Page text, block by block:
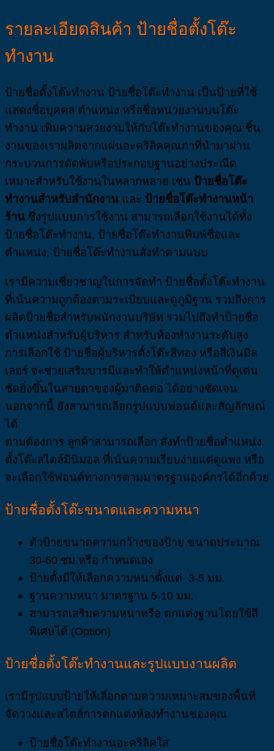
รายละเอียดสินค้า ป้ายชื่อตั้งโต๊ะ
ทำงาน
ป้ายชื่อตั้งโต๊ะทำงาน ป้ายชื่อโต๊ะทำงาน เป็นป้ายที่ใช้
แสดงชื่อบุคคล ตำแหน่ง หรือชื่อหน่วยงานบนโต๊ะ
ทำงาน เพิ่มความสวยงามให้กับโต๊ะทำงานของคุณ ชิ้น
งานของเราผลิตจากแผ่นอะคริลิคคุณภาที่นำมาผ่าน
กระบวนการดัดพับหรือประกอบฐานอย่างประณีต
เหมาะสำหรับใช้งานในหลากหลาย เช่น ป้ายชื่อโต๊ะ
ทำงานสำหรับสำนักงาน และ ป้ายชื่อโต๊ะทำงานหน้า
ร้าน ซึ่งรูปแบบการใช้งาน สามารถเลือกใช้งานได้ทั้ง
ป้ายชื่อโต๊ะทำงาน, ป้ายชื่อโต๊ะทำงานพิมพ์ชื่อและ
ตำแหน่ง, ป้ายชื่อโต๊ะทำงานสั่งทำตามแบบ
เรามีความเชี่ยวชาญในการจัดทำ ป้ายชื่อตั้งโต๊ะทำงาน
ที่เน้นความถูกต้องตามระเบียบและดูภูมิฐาน รวมถึงการ
ผลิตป้ายชื่อสำหรับพนักงานบริษัท รวมไปถึงทำป้ายชื่อ
ตำแหน่งสำหรับผู้บริหาร สำหรับห้องทำงานระดับสูง
การเลือกใช้ ป้ายชื่อผู้บริหารตั้งโต๊ะสีทอง หรือสีเงินมิล
เลอร์ จะช่วยเสริมบารมีและทำให้ตำแหน่งหน้าที่ดูเด่น
ชัดยิ่งขึ้นในสายตาของผู้มาติดต่อ ได้อย่างชัดเจน
นอกจากนี้ ยังสามารถเลือกรูปแบบฟอนต์และสัญลักษณ์
ได้
ตามต้องการ ลูกค้าสามารถเลือก สั่งทำป้ายชื่อตำแหน่ง
ตั้งโต๊ะสไตล์มินิมอล ที่เน้นความเรียบง่ายแต่ดูแพง หรือ
จะเลือกใช้ฟอนต์ทางการตามมาตรฐานองค์กรได้อีกด้วย
ป้ายชื่อตั้งโต๊ะขนาดและความหนา
ตัวป้ายขนาดความกว้างของป้าย ขนาดประมาณ
30-60 ซม.หรือ กำหนดเอง
ป้ายตั้งมีให้เลือกความหนาตั้งแต่ 3-5 มม.
ฐานความหนา มาตรฐาน 5-10 มม.
สามารถเสริมความหนาหรือ ตกแต่งฐานโดยใช้สี
พิเศษได้ (Option)
ป้ายชื่อตั้งโต๊ะทำงานและรูปแบบงานผลิต
เรามีรูปแบบป้ายให้เลือกตามความเหมาะสมของพื้นที่
จัดวางและสไตล์การตกแต่งห้องทำงานของคุณ
ป้ายชื่อโต๊ะทำงานอะคริลิคใส